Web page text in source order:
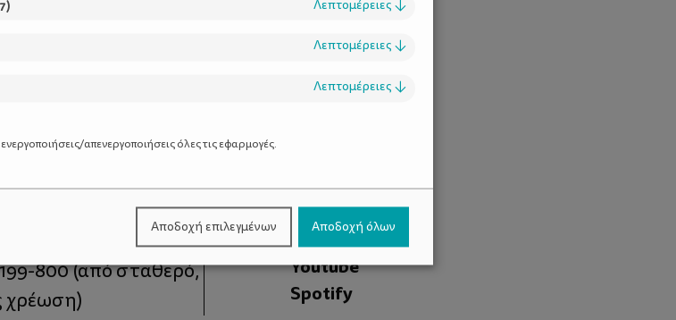
Επικοινωνίας:
800(από σταθερό,
χρέωση)
Facebook
Instagram
Youtube
Spotify
) Λεπτομέρειες ↓
Λεπτομέρειες ↓
Λεπτομέρειες ↓
απενεργοποιήσεις όλες τις εφαρμογές.
Αποδοχή επιλεγμένων Αποδοχή όλων